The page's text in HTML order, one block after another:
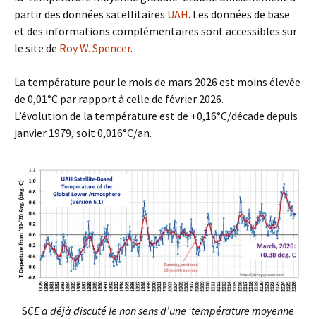
partir des données satellitaires UAH. Les données de base
et des informations complémentaires sont accessibles sur
le site de Roy W. Spencer.
La température pour le mois de mars 2026 est moins élevée
de 0,01°C par rapport à celle de février 2026.
L’évolution de la température est de +0,16°C/décade depuis
janvier 1979, soit 0,016°C/an.
SCE a déjà discuté le non sens d’une ‘température moyenne